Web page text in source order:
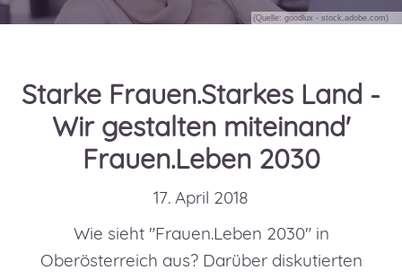
(Quelle: goodlux - stock.adobe.com)
Starke Frauen.Starkes Land -
Wir gestalten miteinand'
Frauen.Leben 2030
17. April 2018
Wie sieht "Frauen.Leben 2030" in
Oberösterreich aus? Darüber diskutierten